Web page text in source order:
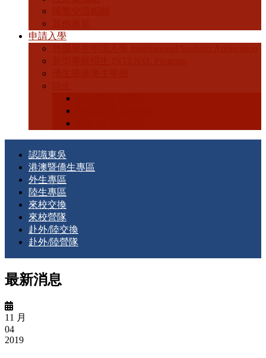
申請入學
認識東吳
港澳暨僑生專區
外生專區
陸生專區
來校交換
來校營隊
赴外/陸交換
赴外/陸營隊
最新消息
11 月
04
2019